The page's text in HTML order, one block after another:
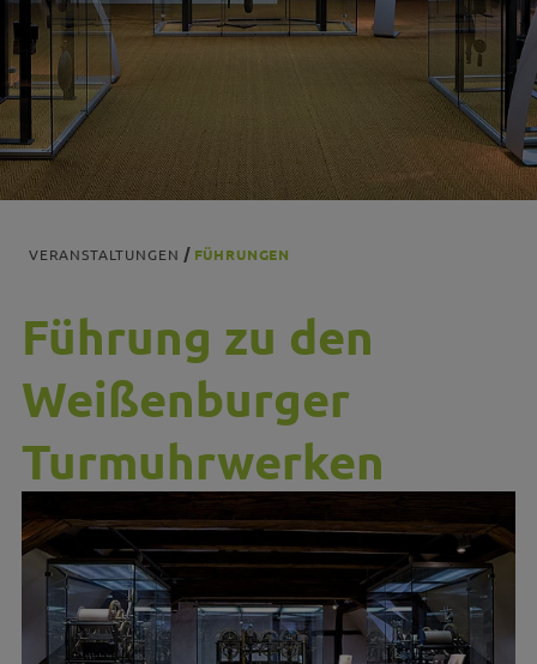
VERANSTALTUNGEN FÜHRUNGEN
Führung zu den
Weißenburger
Turmuhrwerken